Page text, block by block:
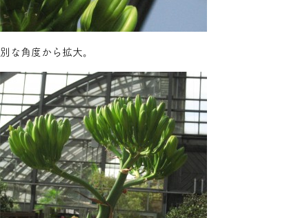
別な角度から拡大。